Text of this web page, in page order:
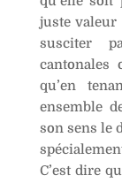
juste valeur
susciter
cantonales
qu’en
ensemble
son sens le
C’est dire